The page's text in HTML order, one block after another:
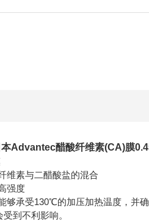
Advantec醋酸纤维素(CA)膜
维素与二醋酸盐的混合
强度
够承受130℃的加压加热温度，并
到不利影响。